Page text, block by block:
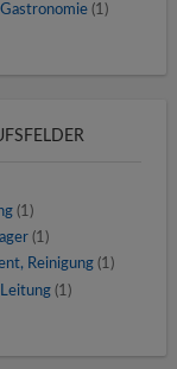
(1)
(1)
(1)
Reinigung (1)
(1)